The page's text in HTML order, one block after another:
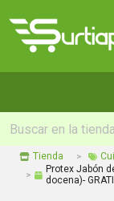
Tienda
Protex Jabón
docena)-